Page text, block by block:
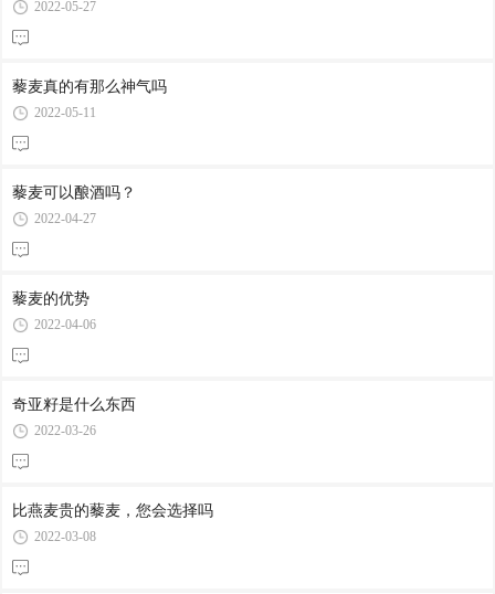
2022-05-27
藜麦真的有那么神气吗
2022-05-11
藜麦可以酿酒吗？
2022-04-27
藜麦的优势
2022-04-06
奇亚籽是什么东西
2022-03-26
比燕麦贵的藜麦，您会选择吗
2022-03-08